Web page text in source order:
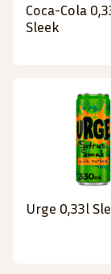
Coca-Cola
Sleek
Urge 0,33l